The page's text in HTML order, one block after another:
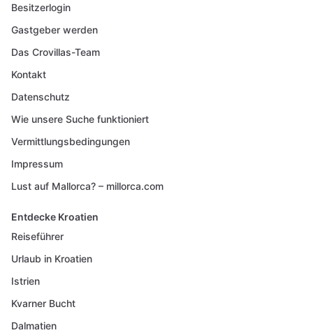
Besitzerlogin
Gastgeber werden
Das Crovillas-Team
Kontakt
Datenschutz
Wie unsere Suche funktioniert
Vermittlungsbedingungen
Impressum
Lust auf Mallorca? – millorca.com
Entdecke Kroatien
Reiseführer
Urlaub in Kroatien
Istrien
Kvarner Bucht
Dalmatien